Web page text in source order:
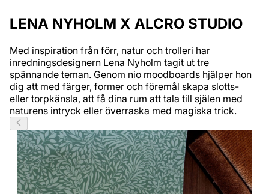
LENA NYHOLM X ALCRO STUDIO
Med inspiration från förr, natur och trolleri​ har
inredningsdesignern Lena Nyholm tagit ut tre
spännande teman. Genom nio moodboards hjälper hon
dig att med färger, former och föremål skapa slotts-
eller torpkänsla, att få dina rum att tala till själen med
naturens intryck eller överraska med magiska trick.